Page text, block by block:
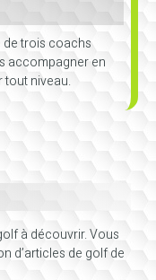
de trois coachs
accompagner en
niveau.
à découvrir. Vous
d’articles de golf de